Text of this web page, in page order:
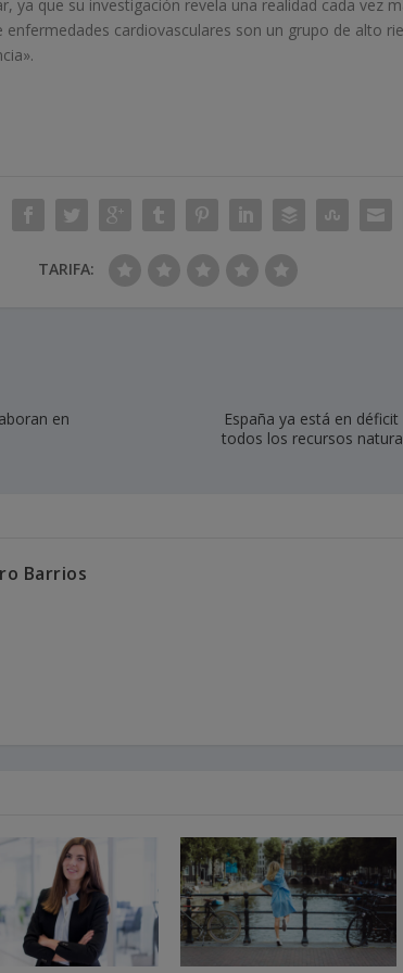
ya que su investigación revela una realidad cada vez
cardiovasculares son un grupo de alto
TARIFA:
en
España ya está en
todos los recursos
Barrios